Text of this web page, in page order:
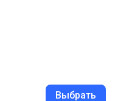
Выбрать